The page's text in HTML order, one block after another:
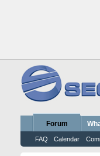
Forum
FAQ Calendar